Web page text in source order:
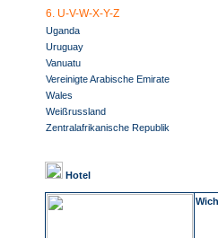
6. U-V-W-X-Y-Z
Uganda
Uruguay
Vanuatu
Vereinigte Arabische Emirate
Wales
Weißrussland
Zentralafrikanische Republik
Hotel